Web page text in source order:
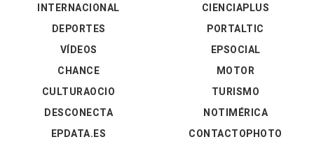
INTERNACIONAL
DEPORTES
VÍDEOS
CIENCIAPLUS
PORTALTIC
EPSOCIAL
CHANCE
CULTURAOCIO
DESCONECTA
EPDATA.ES
MOTOR
TURISMO
NOTIMÉRICA
CONTACTOPHOTO